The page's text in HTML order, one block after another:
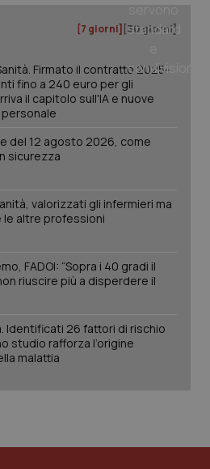
& Testa Collo
[7 giorni] [30 giorni]
Firmato il contratto 2025-
fino a 240 euro per gli
il capitolo sull'IA e nuove
del 12 agosto 2026, come
sicurezza
valorizzati gli infermieri ma
altre professioni
FADOI: “Sopra i 40 gradi il
riuscire più a disperdere il
Identificati 26 fattori di rischio
studio rafforza l’origine
malattia
www.quotidianosanita.it